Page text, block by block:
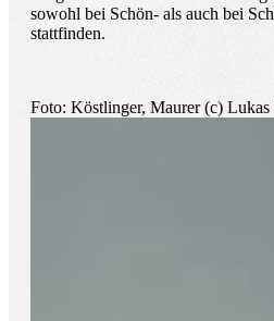
sowohl bei Schön- als auch bei
stattfinden.
Foto: Köstlinger, Maurer (c) Lukas